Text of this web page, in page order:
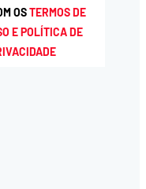
OSTERMOS DE
E POLÍTICA DE